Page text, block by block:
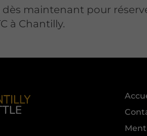
maintenant pour
à Chantilly.